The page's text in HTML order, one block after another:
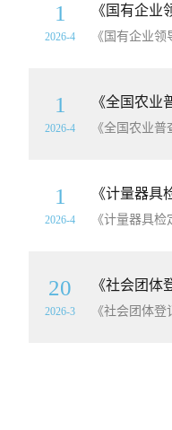
1
2026-4
《国有企业领导
1
2026-4
《全国农业
《全国农业
1
2026-4
《计量器具检定周期确定原则和
20
2026-3
《社会团
《社会团体